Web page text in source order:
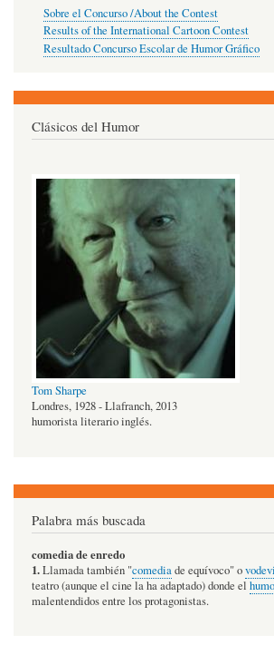
Sobre el Concurso /About the Contest
Results of the International Cartoon Contest
Resultado Concurso Escolar de Humor Gráfico
Clásicos del Humor
Tom Sharpe
Londres, 1928 - Llafranch, 2013
humorista literario inglés.
Palabra más buscada
comedia de enredo
1.Llamada también "comediade equívoco" o
teatro (aunque el cine la ha adaptado) donde el
malentendidos entre los protagonistas.